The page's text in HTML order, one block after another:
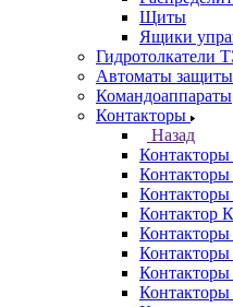
Щиты
Ящики
Гидротолкатели
Автоматы защиты
Командоаппараты
Контакторы
Назад
Контакторы
Контактор
Контакторы